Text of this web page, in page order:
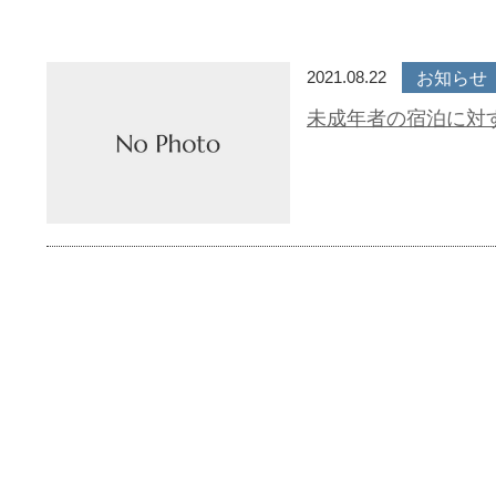
2021.08.22 お知らせ
未成年者の宿泊に対